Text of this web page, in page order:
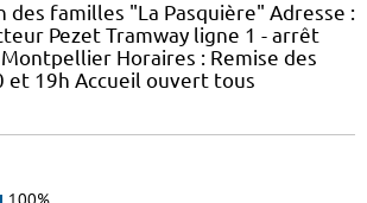
des familles "La Pasquière" Adresse :
Pezet Tramway ligne 1 - arrêt
Horaires : Remise des
et 19h Accueil ouvert tous